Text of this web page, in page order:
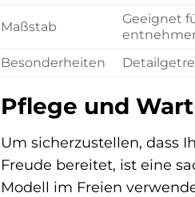
Maßstab
Geeignet
Besonderheiten
Pflege und
Um sicherzustellen, dass
Freude bereitet, ist eine
Modell im Freien